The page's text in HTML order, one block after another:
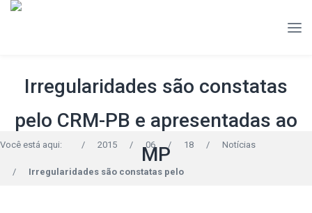
Irregularidades são constatas
pelo CRM-PB e apresentadas ao
MP
Você está aqui: / 2015 / 06 / 18 / Notícias
/ Irregularidades são constatas pelo